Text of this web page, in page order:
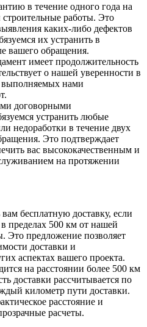
в течение одного года на
работы. Это
каких-либо дефектов
их устранить в
вашего обращения.
имеет продолжительность
о нашей уверенности в
выполняемых нами
договорными
устранить любые
недоработки в течение двух
Это подтверждает
вас высококачественным и
на протяжении
бесплатную доставку, если
пределах 500 км от нашей
Это предложение позволяет
доставки и
аспектах вашего проекта.
на расстоянии более 500 км
доставки рассчитывается по
километр пути доставки.
расстояние и
расчеты.